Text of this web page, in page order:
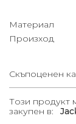
Материал
Произход
Скъпоценен
Този продукт
закупен в: